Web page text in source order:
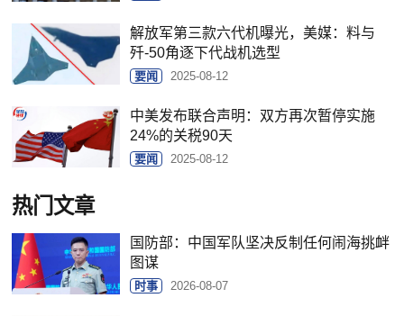
解放军第三款六代机曝光，美媒：料与
歼-50角逐下代战机选型
要闻 2025-08-12
中美发布联合声明：双方再次暂停实施
24%的关税90天
要闻 2025-08-12
热门文章
国防部：中国军队坚决反制任何闹海挑衅
图谋
时事 2026-08-07